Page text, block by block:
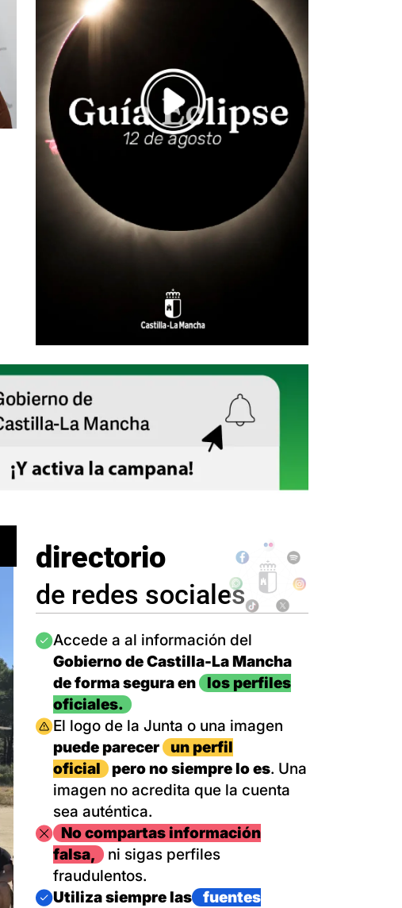
directorio
de redes sociales
Imagen
Accede a al información del
Gobierno de Castilla-La Mancha
de forma segura en
los perfiles
oficiales.
Imagen
El logo de la Junta o una imagen
puede parecer
un perfil
oficial
pero no siempre lo es. Una
imagen no acredita que la cuenta
sea auténtica.
ImagenNo compartas información
falsa,
ni sigas perfiles
fraudulentos.
Imagen
Utiliza siempre las
fuentes